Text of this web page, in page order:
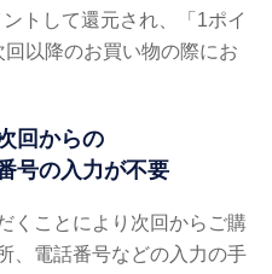
トして還元され、「1ポイ
以降のお買い物の際にお
回からの
号の入力が不要
くことにより次回からご購
、電話番号などの入力の手